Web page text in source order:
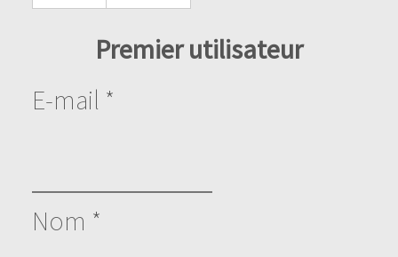
Premier utilisateur
E-mail *
Nom *